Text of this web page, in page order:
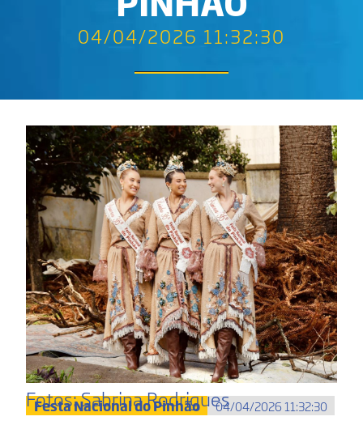
04/04/2026 11:32:30
Fotos: Sabrina Rodrigues
Festa Nacional do Pinhão 04/04/2026 11:32:30